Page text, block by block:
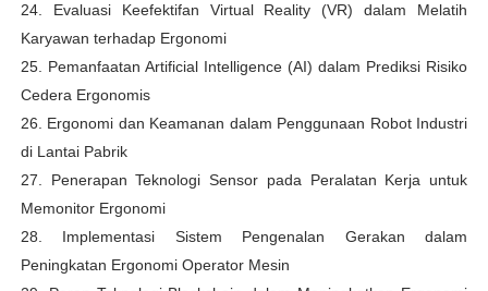
24. Evaluasi Keefektifan Virtual Reality (VR) dalam Melatih
Karyawan terhadap Ergonomi
25. Pemanfaatan Artificial Intelligence (AI) dalam Prediksi Risiko
Cedera Ergonomis
26. Ergonomi dan Keamanan dalam Penggunaan Robot Industri
di Lantai Pabrik
27. Penerapan Teknologi Sensor pada Peralatan Kerja untuk
Memonitor Ergonomi
28. Implementasi Sistem Pengenalan Gerakan dalam
Peningkatan Ergonomi Operator Mesin